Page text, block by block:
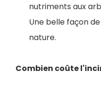
nutriments aux
Une belle façon
nature.
Combien coûte